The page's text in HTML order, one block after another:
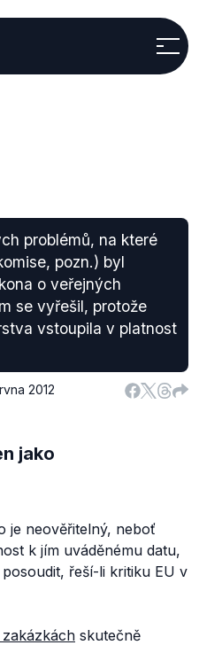
problémů, na které
pozn.) byl
o veřejných
se vyřešil, protože
vstoupila v platnost
2012
jako
je neověřitelný, neboť
k jím uváděnému datu,
řeší-li kritiku EU v
skutečně